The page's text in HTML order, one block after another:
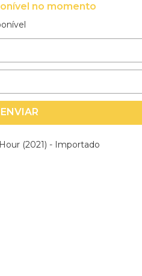
no momento
ENVIAR
(2021) - Importado